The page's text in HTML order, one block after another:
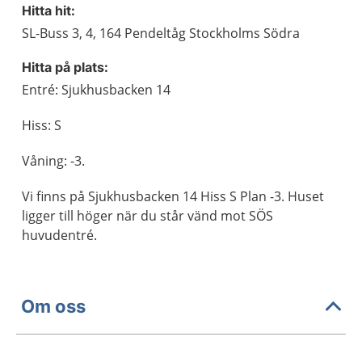
Hitta hit:
SL-Buss 3, 4, 164 Pendeltåg Stockholms Södra
Hitta på plats:
Entré: Sjukhusbacken 14
Hiss: S
Våning: -3.
Vi finns på Sjukhusbacken 14 Hiss S Plan -3. Huset
ligger till höger när du står vänd mot SÖS
huvudentré.
Om oss